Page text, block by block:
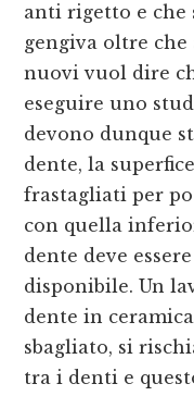
anti rigetto e che
gengiva oltre che
nuovi vuol dire
eseguire uno
devono dunque
dente, la
frastagliati per
con quella
dente deve
disponibile. Un
dente in
sbagliato, si
tra i denti e